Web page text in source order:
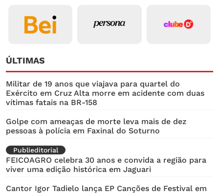
ÚLTIMAS
Militar de 19 anos que viajava para quartel do
Exército em Cruz Alta morre em acidente com duas
vítimas fatais na BR-158
Golpe com ameaças de morte leva mais de dez
pessoas à polícia em Faxinal do Soturno
Publieditorial
FEICOAGRO celebra 30 anos e convida a região para
viver uma edição histórica em Jaguari
Cantor Igor Tadielo lança EP Canções de Festival em